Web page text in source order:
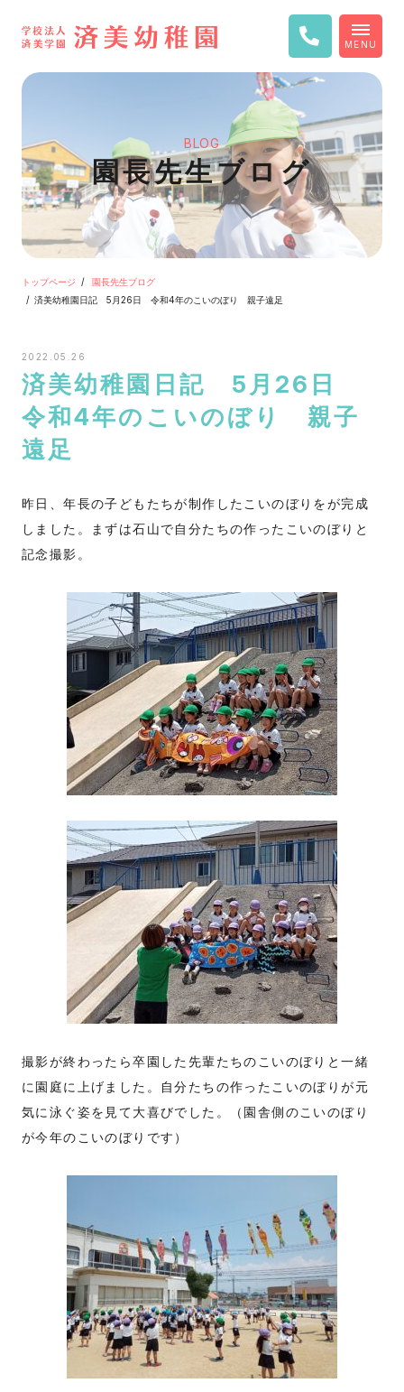
MENU
BLOG
園長先生ブログ
トップページ
園長先生ブログ
済美幼稚園日記 5月26日 令和4年のこいのぼり 親子遠足
2022.05.26
済美幼稚園日記 5月26日
令和4年のこいのぼり 親子
遠足
昨日、年長の子どもたちが制作したこいのぼりをが完成
しました。まずは石山で自分たちの作ったこいのぼりと
記念撮影。
撮影が終わったら卒園した先輩たちのこいのぼりと一緒
に園庭に上げました。自分たちの作ったこいのぼりが元
気に泳ぐ姿を見て大喜びでした。（園舎側のこいのぼり
が今年のこいのぼりです）